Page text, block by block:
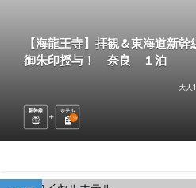
【海龍王寺】拝観＆東海道新幹
御朱印授与！ 奈良 １泊
新幹線
ホテル
1 泊
大人